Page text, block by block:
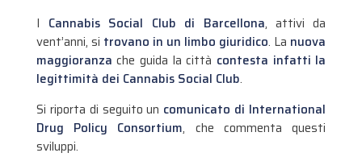
I Cannabis Social Club di Barcellona, attivi da
vent’anni, si trovano in un limbo giuridico. La nuova
maggioranza che guida la città contesta infatti la
legittimità dei Cannabis Social Club.
Si riporta di seguito un comunicato di International
Drug Policy Consortium, che commenta questi
sviluppi.